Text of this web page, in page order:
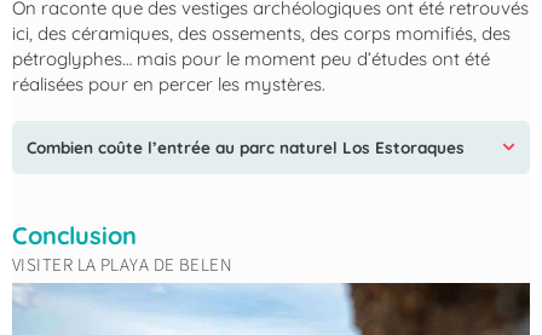
On raconte que des vestiges archéologiques ont été retrouvés
ici, des céramiques, des ossements, des corps momifiés, des
pétroglyphes… mais pour le moment peu d’études ont été
réalisées pour en percer les mystères.
Combien coûte l’entrée au parc naturel Los Estoraques
Conclusion
VISITER LA PLAYA DE BELEN